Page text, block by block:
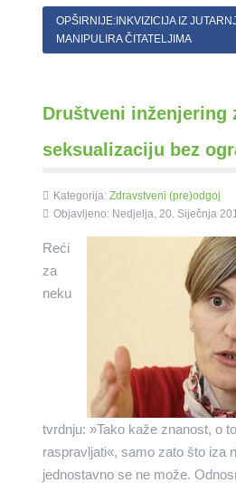
OPŠIRNIJE:INKVIZICIJA IZ
MANIPULIRA ČITATELJIMA
Društveni inženjering
seksualizaciju bez
Kategorija: Zdravstveni (pre)odgoj
Objavljeno: Nedjelja, 20. Siječnja
Reći
za
neku
tvrdnju: »Tako kaže znanost, o
raspravljati«, samo zato što iza
jednostavno se ne može.